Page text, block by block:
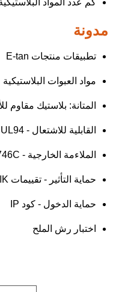
مدونة
تطبيقات منتجات E-tan
مواد العبوات البلاستيكية
المتانة: بلاستيك مقاوم
القابلية للاشتعال - UL94
الملاءمة الخارجية - UL 746C
حماية التأثير - تقييمات IK
حماية الدخول - كود IP
اختبار رش الملح